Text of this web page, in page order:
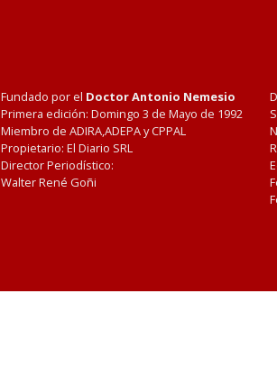
Fundado por el Doctor Antonio Nemesio
Primera edición: Domingo 3 de Mayo de 1992
Miembro de ADIRA,ADEPA y CPPAL
Propietario: El Diario SRL
Director Periodístico:
Walter René Goñi